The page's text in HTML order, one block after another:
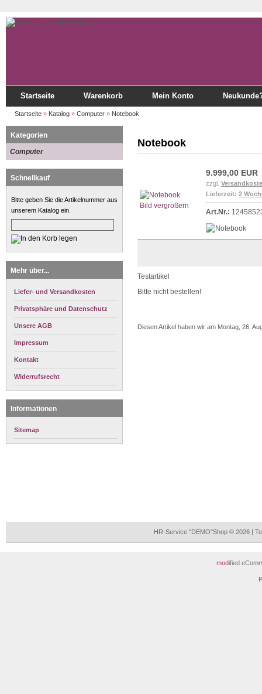
Startseite Warenkorb Mein Konto
Startseite » Katalog » Computer » Notebook
Kategorien
Computer
Schnellkauf
Bitte geben Sie die Artikelnummer aus
unserem Katalog ein.
Mehr über...
Liefer- und Versandkosten
Privatsphäre und Datenschutz
Unsere AGB
Impressum
Kontakt
Widerrufsrecht
Informationen
Sitemap
Notebook
Bild vergrößern
9.999,00 EUR
zzgl.
Lieferzeit: 2
Art.Nr.:
Testartikel
Bitte nicht bestellen!
Diesen Artikel haben wir am Montag, 26.
HR-Service "DEMO"Shop © 2026 |
modified